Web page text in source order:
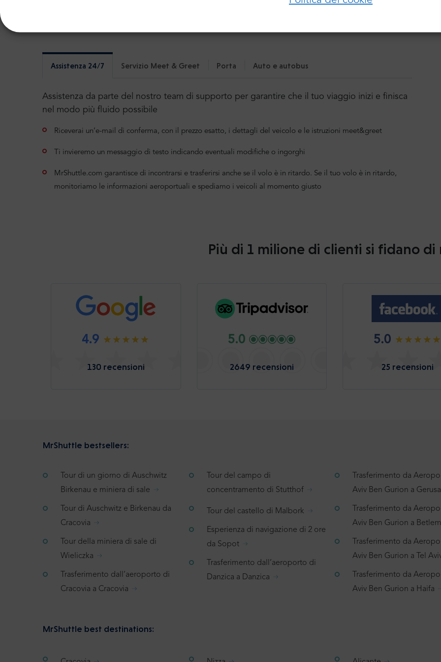
Assistenza 24/7 Servizio Meet & Greet Porta Auto e autobus
Assistenza da parte del nostro team di supporto per garantire che il tuo viaggio inizi e finisca
nel modo più fluido possibile
Riceverai un’e-mail di conferma, con il prezzo esatto, i dettagli del veicolo e le istruzioni meet&greet
Ti invieremo un messaggio di testo indicando eventuali modifiche o ingorghi
MrShuttle.com garantisce di incontrarsi e trasferirsi anche se il volo è in ritardo. Se il tuo volo è in ritardo,
monitoriamo le informazioni aeroportuali e spediamo i veicoli al momento giusto
Più di 1 milione di clienti si fidano di
4.9
130 recensioni
5.0
2649 recensioni
5.0
25 recensioni
MrShuttle bestsellers:
Tour di un giorno di Auschwitz
Birkenau e miniera di sale
Tour di Auschwitz e Birkenau da
Cracovia
Tour della miniera di sale di
Wieliczka
Trasferimento dall’aeroporto di
Cracovia a Cracovia
Tour del campo di
concentramento di Stutthof
Tour del castello di Malbork
Esperienza di navigazione di 2 ore
da Sopot
Trasferimento dall’aeroporto di
Danzica a Danzica
Trasferimento da
Aviv Ben Gurion a
Trasferimento da
Aviv Ben Gurion a
Trasferimento da
Aviv Ben Gurion a Tel
Trasferimento da
Aviv Ben Gurion a Haifa
MrShuttle best destinations: